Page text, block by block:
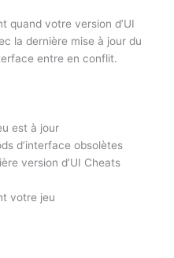
quand votre version d’UI
la dernière mise à jour du
entre en conflit.
est à jour
d’interface obsolètes
version d’UI Cheats
votre jeu